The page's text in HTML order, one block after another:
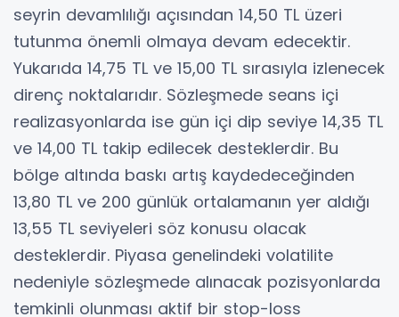
seyrin devamlılığı açısından 14,50 TL üzeri
tutunma önemli olmaya devam edecektir.
Yukarıda 14,75 TL ve 15,00 TL sırasıyla izlenecek
direnç noktalarıdır. Sözleşmede seans içi
realizasyonlarda ise gün içi dip seviye 14,35 TL
ve 14,00 TL takip edilecek desteklerdir. Bu
bölge altında baskı artış kaydedeceğinden
13,80 TL ve 200 günlük ortalamanın yer aldığı
13,55 TL seviyeleri söz konusu olacak
desteklerdir. Piyasa genelindeki volatilite
nedeniyle sözleşmede alınacak pozisyonlarda
temkinli olunması aktif bir stop-loss